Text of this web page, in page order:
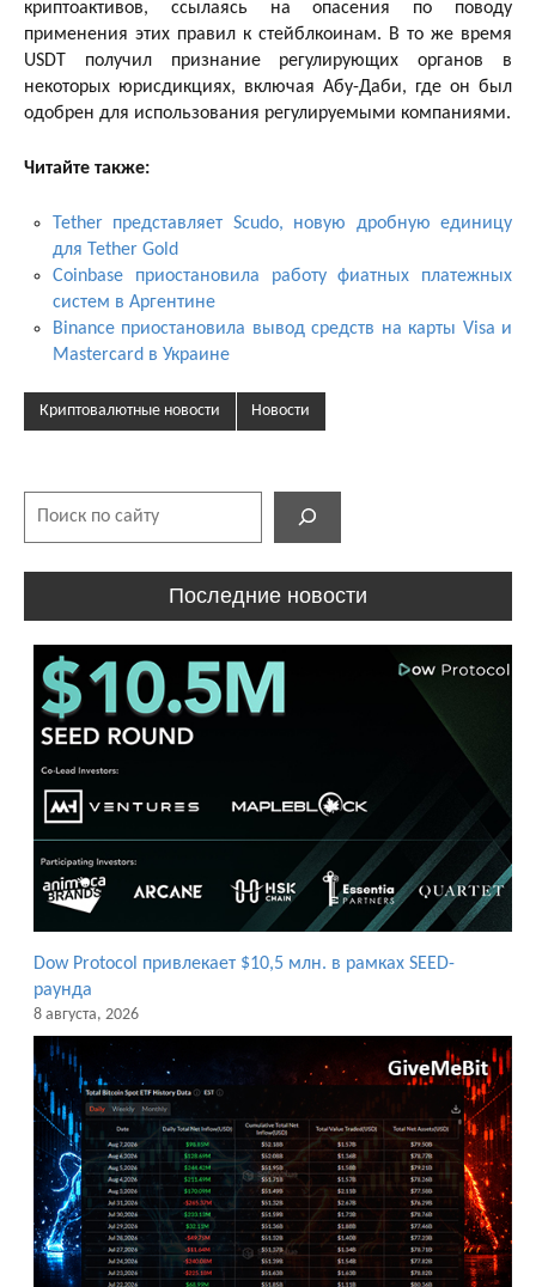
криптоактивов, ссылаясь на опасения по поводу
применения этих правил к стейблкоинам. В то же время
USDT получил признание регулирующих органов в
некоторых юрисдикциях, включая Абу-Даби, где он был
одобрен для использования регулируемыми компаниями.
Читайте также:
Tether представляет Scudo, новую дробную единицу
для Tether Gold
Coinbase приостановила работу фиатных платежных
систем в Аргентине
Binance приостановила вывод средств на карты Visa и
Mastercard в Украине
Криптовалютные новости Новости
Последние новости
Dow Protocol привлекает $10,5 млн. в рамках SEED-
раунда
8 августа, 2026